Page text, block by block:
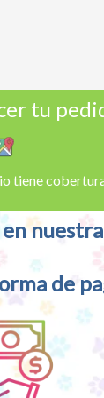
tu
tiene
de